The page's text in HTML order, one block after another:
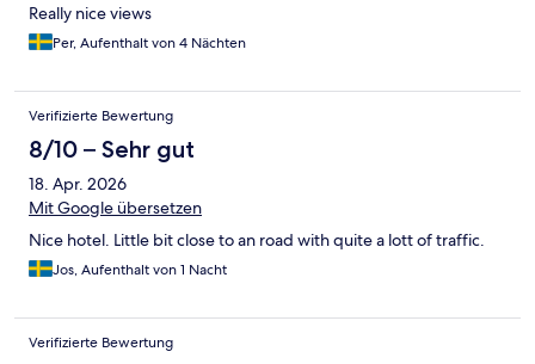
Really nice views
Per, Aufenthalt von 4 Nächten
Verifizierte Bewertung
8/10 – Sehr gut
18. Apr. 2026
Mit Google übersetzen
Nice hotel. Little bit close to an road with quite a lott of traffic.
Jos, Aufenthalt von 1 Nacht
Verifizierte Bewertung